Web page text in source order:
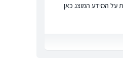
על המידע המוצג כאן